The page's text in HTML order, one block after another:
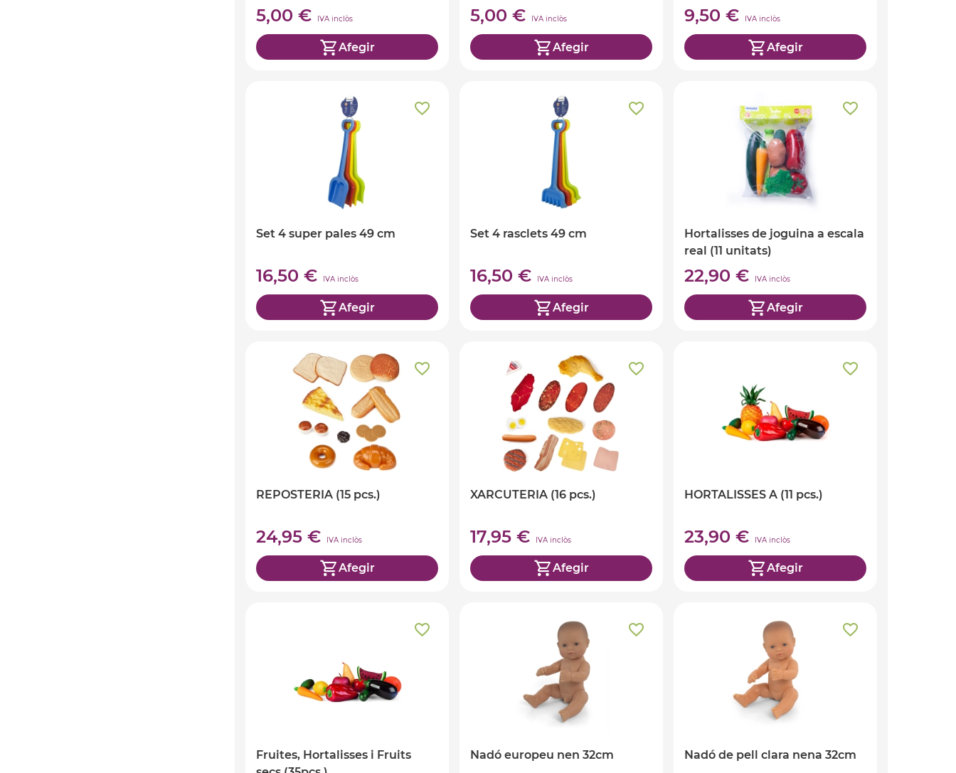
5,00 € IVA inclòs
Afegir
5,00 € IVA inclòs
Afegir
9,50 € IVA inclòs
Afegir
Set 4 super pales 49 cm
16,50 € IVA inclòs
Afegir
Set 4 rasclets 49 cm
16,50 € IVA inclòs
Afegir
Hortalisses de joguina a escala
real (11 unitats)
22,90 € IVA inclòs
Afegir
REPOSTERIA (15 pcs.)
24,95 € IVA inclòs
Afegir
XARCUTERIA (16 pcs.)
17,95 € IVA inclòs
Afegir
HORTALISSES A (11 pcs.)
23,90 € IVA inclòs
Afegir
Fruites, Hortalisses i Fruits
Nadó europeu nen 32cm Nadó de pell clara nena 32cm